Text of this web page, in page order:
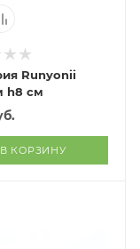
Runyonii
h8 см
В КОРЗИНУ